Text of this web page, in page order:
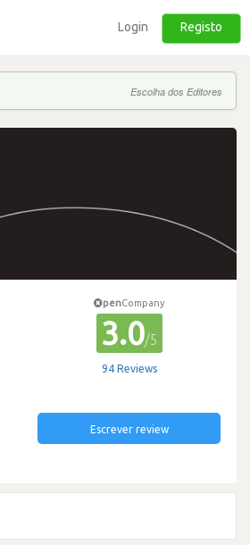
Login Registo
Escolha dos Editores
penCompany
3.0/5
94 Reviews
Escrever review